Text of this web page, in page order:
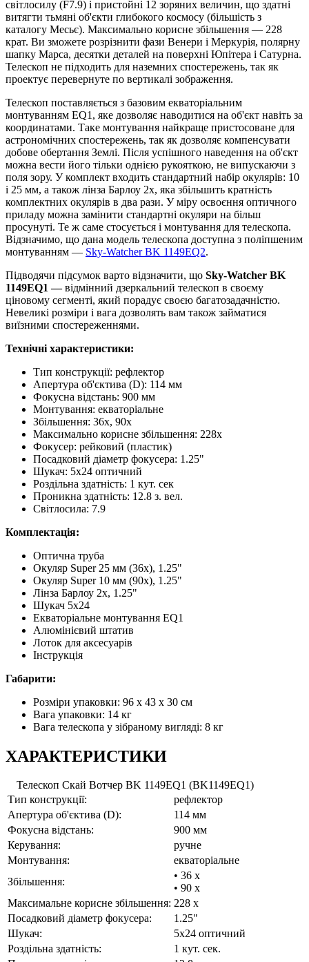
світлосилу (F7.9) і пристойні 12 зоряних величин, що здатні
витягти тьмяні об'єкти глибокого космосу (більшість з
каталогу Месьє). Максимально корисне збільшення — 228
крат. Ви зможете розрізнити фази Венери і Меркурія, полярну
шапку Марса, десятки деталей на поверхні Юпітера і Сатурна.
Телескоп не підходить для наземних спостережень, так як
проектує перевернуте по вертикалі зображення.
Телескоп поставляється з базовим екваторіальним
монтуванням EQ1, яке дозволяє наводитися на об'єкт навіть за
координатами. Таке монтування найкраще пристосоване для
астрономічних спостережень, так як дозволяє компенсувати
добове обертання Землі. Після успішного наведення на об'єкт
можна вести його тільки однією рукояткою, не випускаючи з
поля зору. У комплект входить стандартний набір окулярів: 10
і 25 мм, а також лінза Барлоу 2x, яка збільшить кратність
комплектних окулярів в два рази. У міру освоєння оптичного
приладу можна замінити стандартні окуляри на більш
просунуті. Те ж саме стосується і монтування для телескопа.
Відзначимо, що дана модель телескопа доступна з поліпшеним
монтуванням — Sky-Watcher BK 1149EQ2.
Підводячи підсумок варто відзначити, що Sky-Watcher BK
1149EQ1 —відмінний дзеркальний телескоп в своєму
ціновому сегменті, який порадує своєю багатозадачністю.
Невеликі розміри і вага дозволять вам також займатися
виїзними спостереженнями.
Технічні характеристики:
Тип конструкції: рефлектор
Апертура об'єктива (D): 114 мм
Фокусна відстань: 900 мм
Монтування: екваторіальне
Збільшення: 36x, 90x
Максимально корисне збільшення: 228x
Фокусер: рейковий (пластик)
Посадковий діаметр фокусера: 1.25"
Шукач: 5х24 оптичний
Роздільна здатність: 1 кут. сек
Проникна здатність: 12.8 з. вел.
Світлосила: 7.9
Комплектація:
Оптична труба
Окуляр Super 25 мм (36x), 1.25"
Окуляр Super 10 мм (90x), 1.25"
Лінза Барлоу 2x, 1.25"
Шукач 5х24
Екваторіальне монтування EQ1
Алюмінієвий штатив
Лоток для аксесуарів
Інструкція
Габарити:
Розміри упаковки: 96 x 43 x 30 см
Вага упаковки: 14 кг
Вага телескопа у зібраному вигляді: 8 кг
ХАРАКТЕРИСТИКИ
Телескоп Скай Вотчер BK 1149EQ1 (BK1149EQ1)
Тип конструкції:
рефлектор
Апертура об'єктива (D):
114 мм
Фокусна відстань:
900 мм
Керування:
ручне
Монтування:
екваторіальне
Збільшення:
• 36 x
• 90 x
Максимальне корисне збільшення: 228 x
Посадковий діаметр фокусера:
1.25"
Шукач:
5x24 оптичний
Роздільна здатність:
1 кут. сек.